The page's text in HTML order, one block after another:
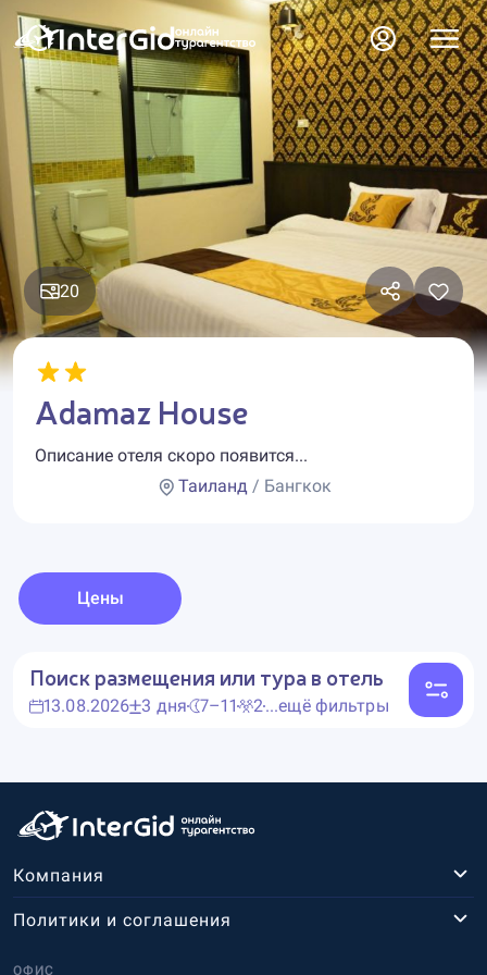
20
Adamaz House
Описание отеля скоро появится...
Таиланд / Бангкок
Цены
Поиск размещения или тура в отель
13.08.2026 3 дня 7–11 2...ещё фильтры
Компания
ОФИС
Политики и соглашения